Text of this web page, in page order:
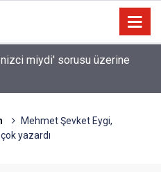
miydi' sorusu üzerine
Mehmet Şevket Eygi,
yazardı